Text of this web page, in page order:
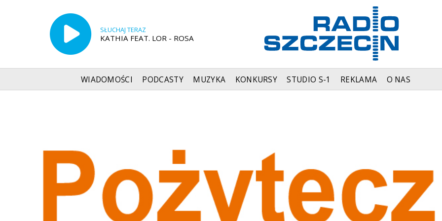
SŁUCHAJ TERAZ
KATHIA FEAT. LOR - ROSA
WIADOMOŚCI PODCASTY MUZYKA KONKURSY STUDIO S-1 REKLAMA O NAS